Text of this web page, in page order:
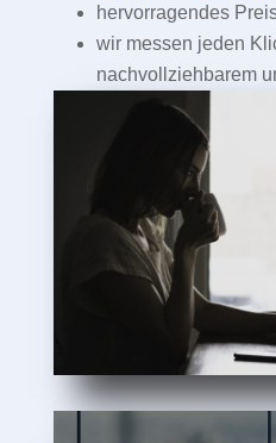
hervorragendes
wir messen jeden
nachvollziehbarem